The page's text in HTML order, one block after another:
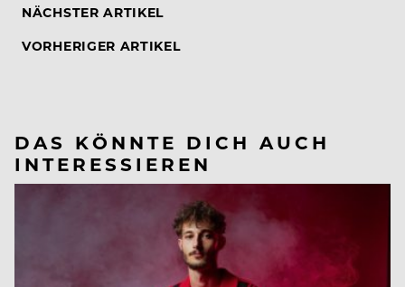
NÄCHSTER ARTIKEL
VORHERIGER ARTIKEL
DAS KÖNNTE DICH AUCH
INTERESSIEREN